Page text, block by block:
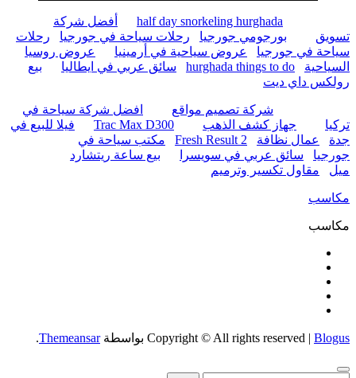
half day snorkeling hurghada
أفضل شركة
تسويق
بورجومي جورجيا رحلات سياحة في جورجيا
رحلات
سياحة في جورجيا
عروض سياحية في أرمينيا
عروض روسيا
السياحية
hurghada things to do سائق عربي في ايطاليا
بيع
رولكس داي ديت
شركة تصميم مواقع
افضل شركة سياحة في
تركيا
جهاز كشف الذهب Trac Max D300
فيلا للبيع في
جدة
عمال نظافة Fresh Result 2
مكتب سياحة في
جورجيا
سائق عربي في سويسرا
بيع ساعة ريتشارد
ميل
مقاول تكسير وترميم
مكاسب
مكاسب
Copyright © All rights reserved Blogus بواسطةThemeansar
.